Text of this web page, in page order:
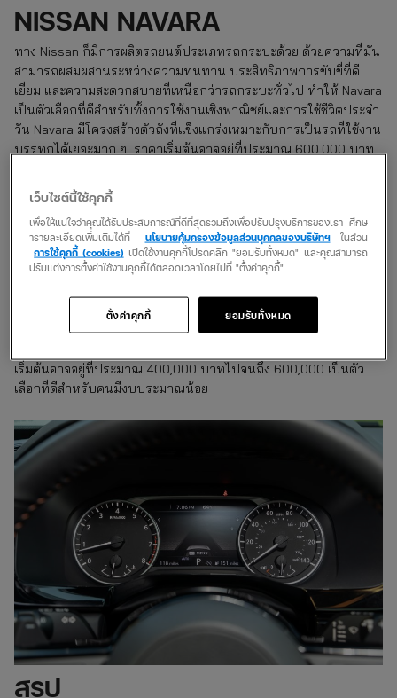
NISSAN NAVARA
ทาง Nissan ก็มีการผลิตรถยนต์ประเภทรถกระบะด้วย ด้วยความที่มัน
สามารถผสมผสานระหว่างความทนทาน ประสิทธิภาพการขับขี่ที่ดี
เยี่ยม และความสะดวกสบายที่เหนือกว่ารถกระบะทั่วไป ทำให้ Navara
เป็นตัวเลือกที่ดีสำหรับทั้งการใช้งานเชิงพาณิชย์และการใช้ชีวิตประจำ
วัน Navara มีโครงสร้างตัวถังที่แข็งแกร่งเหมาะกับการเป็นรถที่ใช้งาน
บรรทุกได้เยอะมาก ๆ ราคาเริ่มต้นอาจอยู่ที่ประมาณ 600,000 บาท
NISSAN March
รถยนต์ขนาดเล็กราคาประหยัด Nissan Micra เป็นรถยนต์ขนาดเล็ก
(Subcompact car) ที่ได้รับความนิยมในหมู่ผู้ที่ต้องการรถยนต์สำหรับ
ขับขี่ที่คล่องตัว Nissan March ถือเป็นตัวเลือกที่ดีสำหรับการเดิน
ทางในพื้นที่ที่มีการจราจรหนาแน่น นอกจากนี้ยังมีการออกแบบ
เริ่มต้นอาจอยู่ที่ประมาณ 400,000 บาทไปจนถึง 600,000 เป็นตัว
เลือกที่ดีสำหรับคนมีงบประมาณน้อย
สรุป
เว็บไซต์นี้ใช้คุกกี้
เพื่อให้แน่ใจว่าคุณได้รับประสบการณ์ที่ดีที่สุดรวมถึงเพื่อปรับปรุงบริการของเรา ศึกษ
ารายละเอียดเพิ่มเติมได้ที่
นโยบายคุ้มครองข้อมูลส่วนบุคคลของบริษัทฯในส่วน
การใช้คุกกี้ (cookies) เปิดใช้งานคุกกี้โปรดคลิก "ยอมรับทั้งหมด" และคุณสามารถ
ปรับแต่งการตั้งค่าใช้งานคุกกี้ได้ตลอดเวลาโดยไปที่ "ตั้งค่าคุกกี้"
ยอมรับทั้งหมด
ตั้งค่าคุกกี้